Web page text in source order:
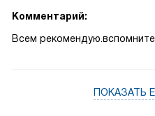
Комментарий:
Всем
ПОКАЗАТЬ